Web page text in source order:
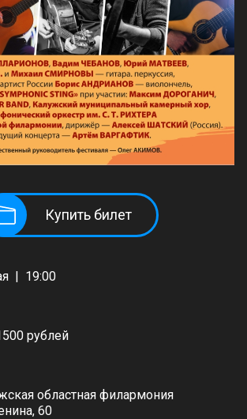
Купить билет
| 19:00
рублей
областная филармония
60